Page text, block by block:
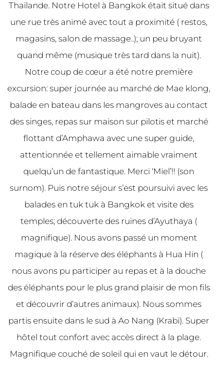
Thaïlande. Notre Hotel à Bangkok était situé dans
une rue très animé avec tout a proximité ( restos,
magasins, salon de massage..); un peu bruyant
quand même (musique très tard dans la nuit).
Notre coup de cœur a été notre première
excursion: super journée au marché de Mae klong,
balade en bateau dans les mangroves au contact
des singes, repas sur maison sur pilotis et marché
flottant d’Amphawa avec une super guide,
attentionnée et tellement aimable vraiment
quelqu’un de fantastique. Merci ‘Miel’!! (son
surnom). Puis notre séjour s’est poursuivi avec les
balades en tuk tuk à Bangkok et visite des
temples; découverte des ruines d’Ayuthaya (
magnifique). Nous avons passé un moment
magique à la réserve des éléphants à Hua Hin (
nous avons pu participer au repas et à la douche
des éléphants pour le plus grand plaisir de mon fils
et découvrir d’autres animaux). Nous sommes
partis ensuite dans le sud à Ao Nang (Krabi). Super
hôtel tout confort avec accès direct à la plage.
Magnifique couché de soleil qui en vaut le détour.